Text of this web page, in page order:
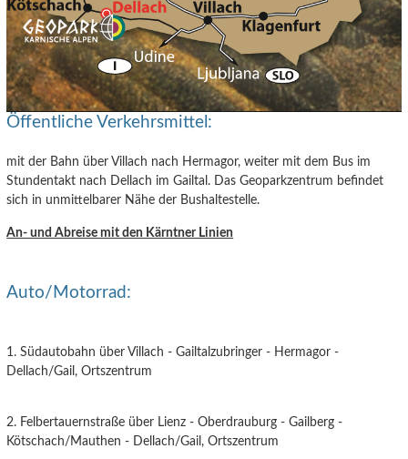
Öffentliche Verkehrsmittel:
mit der Bahn über Villach nach Hermagor, weiter mit dem Bus im
Stundentakt nach Dellach im Gailtal. Das Geoparkzentrum befindet
sich in unmittelbarer Nähe der Bushaltestelle.
An- und Abreise mit den Kärntner Linien
Auto/Motorrad:
1. Südautobahn über Villach - Gailtalzubringer - Hermagor -
Dellach/Gail, Ortszentrum
2. Felbertauernstraße über Lienz - Oberdrauburg - Gailberg -
Kötschach/Mauthen - Dellach/Gail, Ortszentrum